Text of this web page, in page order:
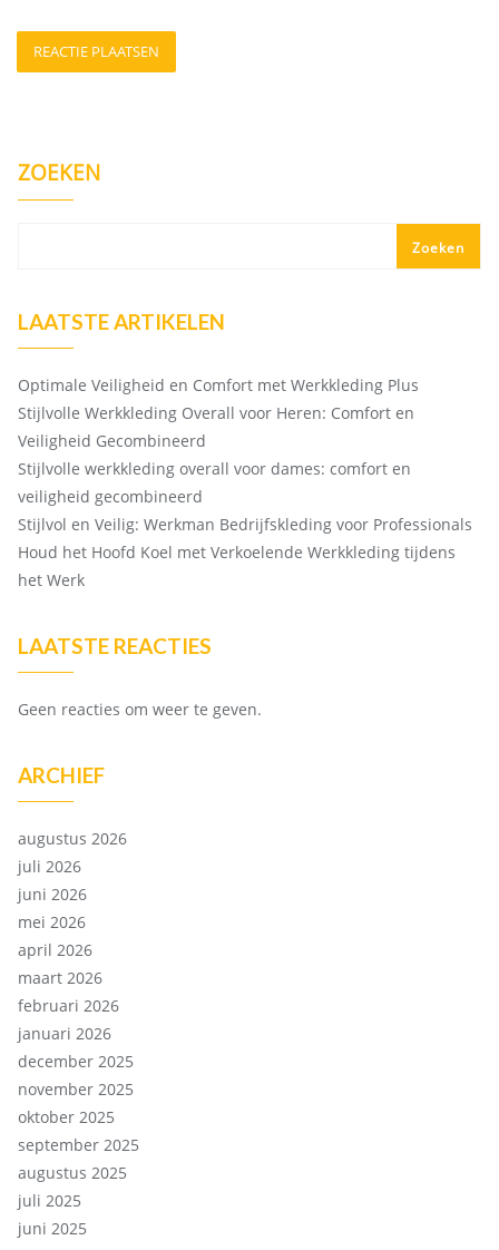
ZOEKEN
Zoeken
LAATSTE ARTIKELEN
Optimale Veiligheid en Comfort met Werkkleding Plus
Stijlvolle Werkkleding Overall voor Heren: Comfort en
Veiligheid Gecombineerd
Stijlvolle werkkleding overall voor dames: comfort en
veiligheid gecombineerd
Stijlvol en Veilig: Werkman Bedrijfskleding voor Professionals
Houd het Hoofd Koel met Verkoelende Werkkleding tijdens
het Werk
LAATSTE REACTIES
Geen reacties om weer te geven.
ARCHIEF
augustus 2026
juli 2026
juni 2026
mei 2026
april 2026
maart 2026
februari 2026
januari 2026
december 2025
november 2025
oktober 2025
september 2025
augustus 2025
juli 2025
juni 2025